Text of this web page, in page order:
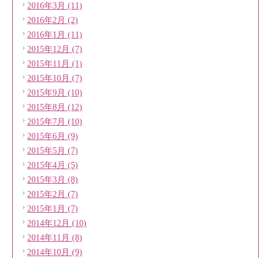
2016年3月 (11)
2016年2月 (2)
2016年1月 (11)
2015年12月 (7)
2015年11月 (1)
2015年10月 (7)
2015年9月 (10)
2015年8月 (12)
2015年7月 (10)
2015年6月 (9)
2015年5月 (7)
2015年4月 (5)
2015年3月 (8)
2015年2月 (7)
2015年1月 (7)
2014年12月 (10)
2014年11月 (8)
2014年10月 (9)